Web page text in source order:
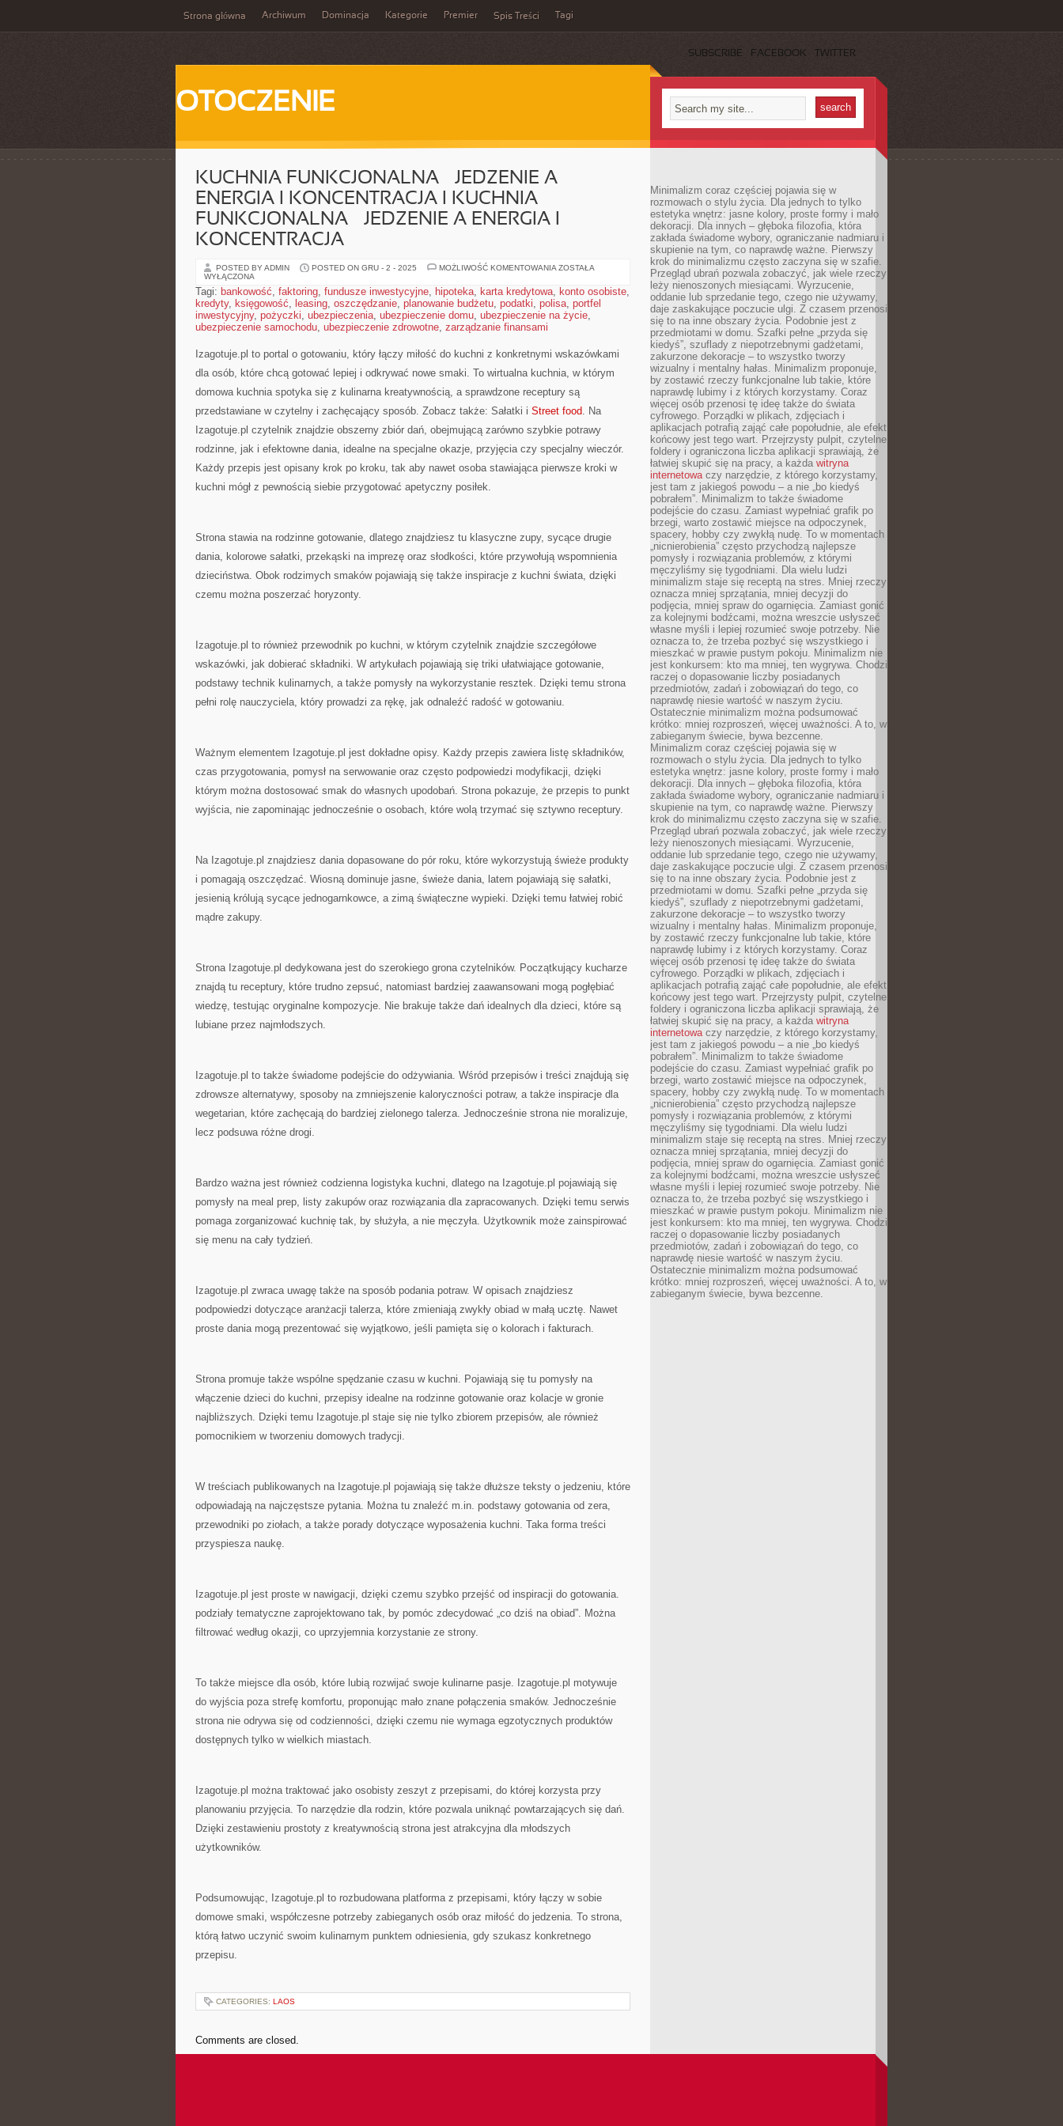
Strona główna Archiwum Dominacja Kategorie Premier Spis Treści Tagi
SUBSCRIBE FACEBOOK TWITTER
OTOCZENIE
KUCHNIA FUNKCJONALNA – JEDZENIE A
ENERGIA I KONCENTRACJA I KUCHNIA
FUNKCJONALNA – JEDZENIE A ENERGIA I
KONCENTRACJA
POSTED BY ADMIN POSTED ON GRU - 2 - 2025 MOŻLIWOŚĆ KOMENTOWANIA KUCHNIA
JEDZENIE
A
ENERGIA
I
FUNKCJONALNA
JEDZENIE
ENERGIA
I
KONCENTRACJA
ZOSTAŁA
WYŁĄCZONA
Tagi: bankowość, faktoring, fundusze inwestycyjne, hipoteka, karta kredytowa, konto osobiste,
kredyty, księgowość, leasing, oszczędzanie, planowanie budżetu, podatki, polisa, portfel
inwestycyjny, pożyczki, ubezpieczenia, ubezpieczenie domu, ubezpieczenie na życie,
ubezpieczenie samochodu, ubezpieczenie zdrowotne, zarządzanie finansami
Izagotuje.pl to portal o gotowaniu, który łączy miłość do kuchni z konkretnymi wskazówkami
dla osób, które chcą gotować lepiej i odkrywać nowe smaki. To wirtualna kuchnia, w którym
domowa kuchnia spotyka się z kulinarna kreatywnością, a sprawdzone receptury są
przedstawiane w czytelny i zachęcający sposób. Zobacz także: Sałatki i Street food. Na
Izagotuje.pl czytelnik znajdzie obszerny zbiór dań, obejmującą zarówno szybkie potrawy
rodzinne, jak i efektowne dania, idealne na specjalne okazje, przyjęcia czy specjalny wieczór.
Każdy przepis jest opisany krok po kroku, tak aby nawet osoba stawiająca pierwsze kroki w
kuchni mógł z pewnością siebie przygotować apetyczny posiłek.
Strona stawia na rodzinne gotowanie, dlatego znajdziesz tu klasyczne zupy, sycące drugie
dania, kolorowe sałatki, przekąski na imprezę oraz słodkości, które przywołują wspomnienia
dzieciństwa. Obok rodzimych smaków pojawiają się także inspiracje z kuchni świata, dzięki
czemu można poszerzać horyzonty.
Izagotuje.pl to również przewodnik po kuchni, w którym czytelnik znajdzie szczegółowe
wskazówki, jak dobierać składniki. W artykułach pojawiają się triki ułatwiające gotowanie,
podstawy technik kulinarnych, a także pomysły na wykorzystanie resztek. Dzięki temu strona
pełni rolę nauczyciela, który prowadzi za rękę, jak odnaleźć radość w gotowaniu.
Ważnym elementem Izagotuje.pl jest dokładne opisy. Każdy przepis zawiera listę składników,
czas przygotowania, pomysł na serwowanie oraz często podpowiedzi modyfikacji, dzięki
którym można dostosować smak do własnych upodobań. Strona pokazuje, że przepis to punkt
wyjścia, nie zapominając jednocześnie o osobach, które wolą trzymać się sztywno receptury.
Na Izagotuje.pl znajdziesz dania dopasowane do pór roku, które wykorzystują świeże produkty
i pomagają oszczędzać. Wiosną dominuje jasne, świeże dania, latem pojawiają się sałatki,
jesienią królują sycące jednogarnkowce, a zimą świąteczne wypieki. Dzięki temu łatwiej robić
mądre zakupy.
Strona Izagotuje.pl dedykowana jest do szerokiego grona czytelników. Początkujący kucharze
znajdą tu receptury, które trudno zepsuć, natomiast bardziej zaawansowani mogą pogłębiać
wiedzę, testując oryginalne kompozycje. Nie brakuje także dań idealnych dla dzieci, które są
lubiane przez najmłodszych.
Izagotuje.pl to także świadome podejście do odżywiania. Wśród przepisów i treści znajdują się
zdrowsze alternatywy, sposoby na zmniejszenie kaloryczności potraw, a także inspiracje dla
wegetarian, które zachęcają do bardziej zielonego talerza. Jednocześnie strona nie moralizuje,
lecz podsuwa różne drogi.
Bardzo ważna jest również codzienna logistyka kuchni, dlatego na Izagotuje.pl pojawiają się
pomysły na meal prep, listy zakupów oraz rozwiązania dla zapracowanych. Dzięki temu serwis
pomaga zorganizować kuchnię tak, by służyła, a nie męczyła. Użytkownik może zainspirować
się menu na cały tydzień.
Izagotuje.pl zwraca uwagę także na sposób podania potraw. W opisach znajdziesz
podpowiedzi dotyczące aranżacji talerza, które zmieniają zwykły obiad w małą ucztę. Nawet
proste dania mogą prezentować się wyjątkowo, jeśli pamięta się o kolorach i fakturach.
Strona promuje także wspólne spędzanie czasu w kuchni. Pojawiają się tu pomysły na
włączenie dzieci do kuchni, przepisy idealne na rodzinne gotowanie oraz kolacje w gronie
najbliższych. Dzięki temu Izagotuje.pl staje się nie tylko zbiorem przepisów, ale również
pomocnikiem w tworzeniu domowych tradycji.
W treściach publikowanych na Izagotuje.pl pojawiają się także dłuższe teksty o jedzeniu, które
odpowiadają na najczęstsze pytania. Można tu znaleźć m.in. podstawy gotowania od zera,
przewodniki po ziołach, a także porady dotyczące wyposażenia kuchni. Taka forma treści
przyspiesza naukę.
Izagotuje.pl jest proste w nawigacji, dzięki czemu szybko przejść od inspiracji do gotowania.
podziały tematyczne zaprojektowano tak, by pomóc zdecydować „co dziś na obiad”. Można
filtrować według okazji, co uprzyjemnia korzystanie ze strony.
To także miejsce dla osób, które lubią rozwijać swoje kulinarne pasje. Izagotuje.pl motywuje
do wyjścia poza strefę komfortu, proponując mało znane połączenia smaków. Jednocześnie
strona nie odrywa się od codzienności, dzięki czemu nie wymaga egzotycznych produktów
dostępnych tylko w wielkich miastach.
Izagotuje.pl można traktować jako osobisty zeszyt z przepisami, do której korzysta przy
planowaniu przyjęcia. To narzędzie dla rodzin, które pozwala uniknąć powtarzających się dań.
Dzięki zestawieniu prostoty z kreatywnością strona jest atrakcyjna dla młodszych
użytkowników.
Podsumowując, Izagotuje.pl to rozbudowana platforma z przepisami, który łączy w sobie
domowe smaki, współczesne potrzeby zabieganych osób oraz miłość do jedzenia. To strona,
którą łatwo uczynić swoim kulinarnym punktem odniesienia, gdy szukasz konkretnego
przepisu.
CATEGORIES: LAOS
Comments are closed.
Minimalizm coraz częściej pojawia się w
rozmowach o stylu życia. Dla jednych to tylko
estetyka wnętrz: jasne kolory, proste formy i mało
dekoracji. Dla innych – głęboka filozofia, która
zakłada świadome wybory, ograniczanie nadmiaru i
skupienie na tym, co naprawdę ważne. Pierwszy
krok do minimalizmu często zaczyna się w szafie.
Przegląd ubrań pozwala zobaczyć, jak wiele rzeczy
leży nienoszonych miesiącami. Wyrzucenie,
oddanie lub sprzedanie tego, czego nie używamy,
daje zaskakujące poczucie ulgi. Z czasem przenosi
się to na inne obszary życia. Podobnie jest z
przedmiotami w domu. Szafki pełne „przyda się
kiedyś”, szuflady z niepotrzebnymi gadżetami,
zakurzone dekoracje – to wszystko tworzy
wizualny i mentalny hałas. Minimalizm proponuje,
by zostawić rzeczy funkcjonalne lub takie, które
naprawdę lubimy i z których korzystamy. Coraz
więcej osób przenosi tę ideę także do świata
cyfrowego. Porządki w plikach, zdjęciach i
aplikacjach potrafią zająć całe popołudnie, ale efekt
końcowy jest tego wart. Przejrzysty pulpit, czytelne
foldery i ograniczona liczba aplikacji sprawiają, że
łatwiej skupić się na pracy, a każda witryna
internetowaczy narzędzie, z którego korzystamy,
jest tam z jakiegoś powodu – a nie „bo kiedyś
pobrałem”. Minimalizm to także świadome
podejście do czasu. Zamiast wypełniać grafik po
brzegi, warto zostawić miejsce na odpoczynek,
spacery, hobby czy zwykłą nudę. To w momentach
„nicnierobienia” często przychodzą najlepsze
pomysły i rozwiązania problemów, z którymi
męczyliśmy się tygodniami. Dla wielu ludzi
minimalizm staje się receptą na stres. Mniej rzeczy
oznacza mniej sprzątania, mniej decyzji do
podjęcia, mniej spraw do ogarnięcia. Zamiast gonić
za kolejnymi bodźcami, można wreszcie usłyszeć
własne myśli i lepiej rozumieć swoje potrzeby. Nie
oznacza to, że trzeba pozbyć się wszystkiego i
mieszkać w prawie pustym pokoju. Minimalizm nie
jest konkursem: kto ma mniej, ten wygrywa. Chodzi
raczej o dopasowanie liczby posiadanych
przedmiotów, zadań i zobowiązań do tego, co
naprawdę niesie wartość w naszym życiu.
Ostatecznie minimalizm można podsumować
krótko: mniej rozproszeń, więcej uważności. A to, w
zabieganym świecie, bywa bezcenne.
Minimalizm coraz częściej pojawia się w
rozmowach o stylu życia. Dla jednych to tylko
estetyka wnętrz: jasne kolory, proste formy i mało
dekoracji. Dla innych – głęboka filozofia, która
zakłada świadome wybory, ograniczanie nadmiaru i
skupienie na tym, co naprawdę ważne. Pierwszy
krok do minimalizmu często zaczyna się w szafie.
Przegląd ubrań pozwala zobaczyć, jak wiele rzeczy
leży nienoszonych miesiącami. Wyrzucenie,
oddanie lub sprzedanie tego, czego nie używamy,
daje zaskakujące poczucie ulgi. Z czasem przenosi
się to na inne obszary życia. Podobnie jest z
przedmiotami w domu. Szafki pełne „przyda się
kiedyś”, szuflady z niepotrzebnymi gadżetami,
zakurzone dekoracje – to wszystko tworzy
wizualny i mentalny hałas. Minimalizm proponuje,
by zostawić rzeczy funkcjonalne lub takie, które
naprawdę lubimy i z których korzystamy. Coraz
więcej osób przenosi tę ideę także do świata
cyfrowego. Porządki w plikach, zdjęciach i
aplikacjach potrafią zająć całe popołudnie, ale efekt
końcowy jest tego wart. Przejrzysty pulpit, czytelne
foldery i ograniczona liczba aplikacji sprawiają, że
łatwiej skupić się na pracy, a każda witryna
internetowaczy narzędzie, z którego korzystamy,
jest tam z jakiegoś powodu – a nie „bo kiedyś
pobrałem”. Minimalizm to także świadome
podejście do czasu. Zamiast wypełniać grafik po
brzegi, warto zostawić miejsce na odpoczynek,
spacery, hobby czy zwykłą nudę. To w momentach
„nicnierobienia” często przychodzą najlepsze
pomysły i rozwiązania problemów, z którymi
męczyliśmy się tygodniami. Dla wielu ludzi
minimalizm staje się receptą na stres. Mniej rzeczy
oznacza mniej sprzątania, mniej decyzji do
podjęcia, mniej spraw do ogarnięcia. Zamiast gonić
za kolejnymi bodźcami, można wreszcie usłyszeć
własne myśli i lepiej rozumieć swoje potrzeby. Nie
oznacza to, że trzeba pozbyć się wszystkiego i
mieszkać w prawie pustym pokoju. Minimalizm nie
jest konkursem: kto ma mniej, ten wygrywa. Chodzi
raczej o dopasowanie liczby posiadanych
przedmiotów, zadań i zobowiązań do tego, co
naprawdę niesie wartość w naszym życiu.
Ostatecznie minimalizm można podsumować
krótko: mniej rozproszeń, więcej uważności. A to, w
zabieganym świecie, bywa bezcenne.